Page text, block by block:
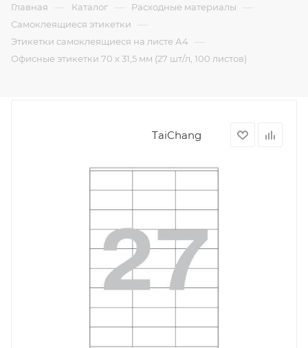
Главная — Каталог — Расходные материалы —
Самоклеящиеся этикетки —
Этикетки самоклеящиеся на листе А4 —
Офисные этикетки 70 x 31,5 мм (27 шт/л, 100 листов)
TaiChang